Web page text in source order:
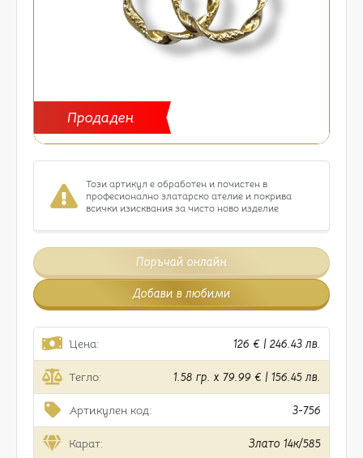
Продаден
Този артикул е обработен и почистен в
професионално златарско ателие и покрива
всички изисквания за чисто ново изделие
Поръчай онлайн
Добави в любими
Цена: 126 € | 246.43 лв.
Тегло: 1.58 гр. x 79.99 € | 156.45 лв.
Артикулен код: 3-756
Карат: Злато 14к/585